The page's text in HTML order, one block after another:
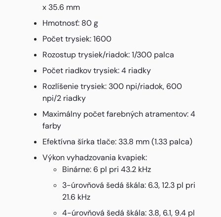
x 35.6 mm
Hmotnosť: 80 g
Počet trysiek: 1600
Rozostup trysiek/riadok: 1/300 palca
Počet riadkov trysiek: 4 riadky
Rozlíšenie trysiek: 300 npi/riadok, 600
npi/2 riadky
Maximálny počet farebných atramentov: 4
farby
Efektívna šírka tlače: 33.8 mm (1.33 palca)
Výkon vyhadzovania kvapiek:
Binárne: 6 pl pri 43.2 kHz
3-úrovňová šedá škála: 6.3, 12.3 pl pri
21.6 kHz
4-úrovňová šedá škála: 3.8, 6.1, 9.4 pl